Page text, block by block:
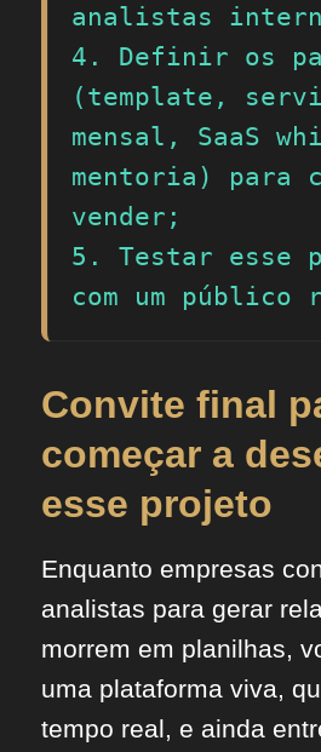
analistas
4. Definir os
(template,
mensal, SaaS
mentoria) para
vender;
5. Testar esse
com um público
Convite final
começar a
esse projeto
Enquanto empresas
analistas para gerar
morrem em planilhas,
uma plataforma viva,
tempo real, e ainda